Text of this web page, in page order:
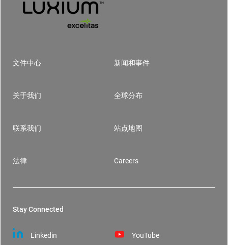
文件中心 新闻和事件
关于我们 全球分布
联系我们 站点地图
法律 Careers
Stay Connected
Linkedin YouTube